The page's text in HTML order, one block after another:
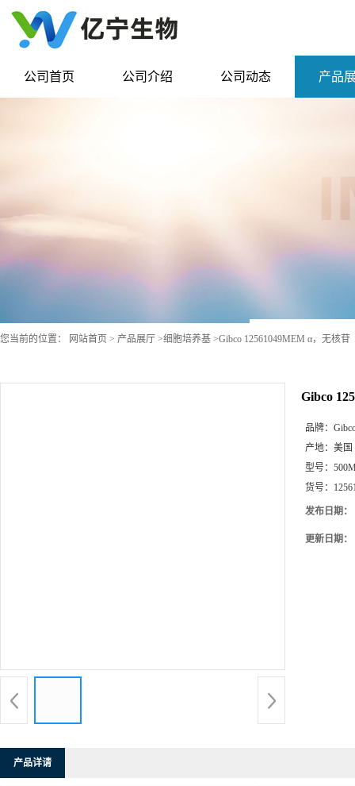
公司首页 公司介绍 公司动态 产品
您当前的位置： 网站首页 > 产品展厅 >细胞培养基 >Gibco 12561049MEM α，无核苷
Gibco
品牌：
产地： 美国
型号：
货号：
发布日期：
更新日期：
产品详请